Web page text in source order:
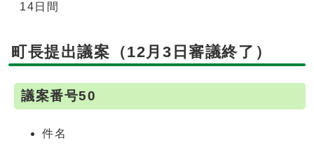
14日間
町長提出議案（12月3日審議終了）
議案番号50
件名